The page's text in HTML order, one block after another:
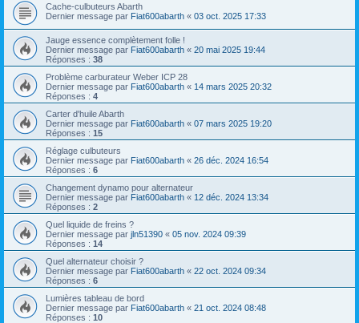
Cache-culbuteurs Abarth
Dernier message par Fiat600abarth « 03 oct. 2025 17:33
Jauge essence complètement folle !
Dernier message par Fiat600abarth « 20 mai 2025 19:44
Réponses : 38
Problème carburateur Weber ICP 28
Dernier message par Fiat600abarth « 14 mars 2025 20:32
Réponses : 4
Carter d'huile Abarth
Dernier message par Fiat600abarth « 07 mars 2025 19:20
Réponses : 15
Réglage culbuteurs
Dernier message par Fiat600abarth « 26 déc. 2024 16:54
Réponses : 6
Changement dynamo pour alternateur
Dernier message par Fiat600abarth « 12 déc. 2024 13:34
Réponses : 2
Quel liquide de freins ?
Dernier message par jln51390 « 05 nov. 2024 09:39
Réponses : 14
Quel alternateur choisir ?
Dernier message par Fiat600abarth « 22 oct. 2024 09:34
Réponses : 6
Lumières tableau de bord
Dernier message par Fiat600abarth « 21 oct. 2024 08:48
Réponses : 10